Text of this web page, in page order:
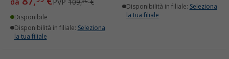
da PVP 109,95€
Disponibile
Disponibilità in filiale: Seleziona
la tua filiale
Disponibilità in filiale: Seleziona
la tua filiale